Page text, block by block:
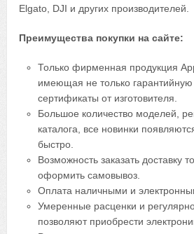
Elgato, DJI и других производителей.
Преимущества покупки на сайте:
Только фирменная продукция
имеющая не только
сертификаты от изготовителя.
Большое количество моделей,
каталога, все новинки
быстро.
Возможность заказать доставку
оформить самовывоз.
Оплата наличными и
Умеренные расценки и
позволяют приобрести